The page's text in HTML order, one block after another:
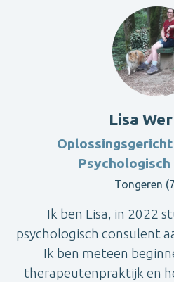
Lisa
Tongeren
Ik ben Lisa, in 2022
psychologisch consulent
Ik ben meteen
therapeutenpraktijk en